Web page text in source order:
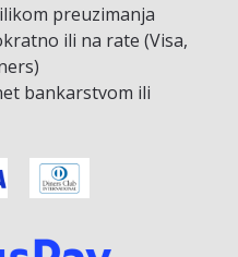
preuzimanja
ili na rate (Visa,
bankarstvom ili